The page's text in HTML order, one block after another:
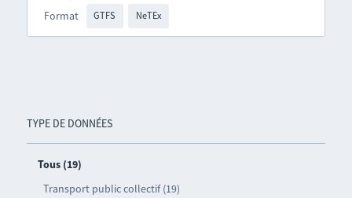
TYPE DE DONNÉES
Tous (19)
Transport public collectif (19)
Format GTFS NeTEx